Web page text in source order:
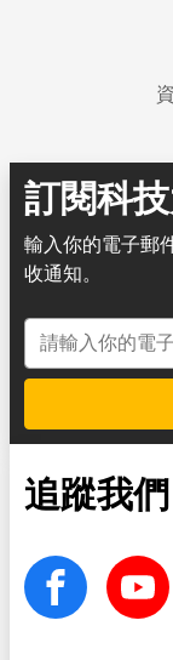
訂閱科
輸入你的電子郵
收通知。
電子郵件地址
追蹤我們
facebook Youtube